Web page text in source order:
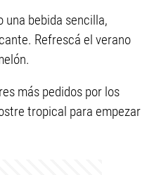
una bebida sencilla,
Refrescá el verano
más pedidos por los
tropical para empezar